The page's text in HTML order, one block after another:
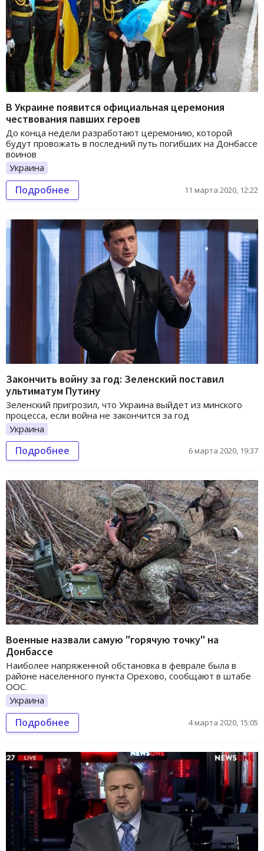
В Украине появится официальная церемония
чествования павших героев
До конца недели разработают церемонию, которой
будут провожать в последний путь погибших на Донбассе
воинов
Украина
Подробнее 11 марта 2020, 12:22
Закончить войну за год: Зеленский поставил
ультиматум Путину
Зеленский пригрозил, что Украина выйдет из минского
процесса, если война не закончится за год
Украина
Подробнее 6 марта 2020, 19:37
Военные назвали самую "горячую точку" на
Донбассе
Наиболее напряженной обстановка в феврале была в
районе населенного пункта Орехово, сообщают в штабе
ООС.
Украина
Подробнее 4 марта 2020, 15:05